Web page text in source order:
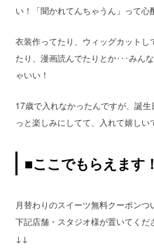
い！「聞かれてんちゃうん」って心
衣装作ってたり、ウィッグカット
たり、漫画読んでたりとか･･･みん
ゃいい！
17歳で入れなかったんですが、誕
っと楽しみにしてて、入れて嬉しい
■ここでもらえます
月替わりのスイーツ無料クーポンつ
下記店舗・スタジオ様が置いてくだ
↓↓